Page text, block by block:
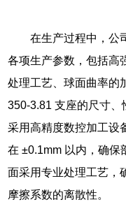
在生产过程中，公
各项生产参数，包括高
处理工艺、球面曲率的
350-3.81 支座的尺寸
采用高精度数控加工设
在 ±0.1mm 以内，确保
面采用专业处理工艺，
摩擦系数的离散性。